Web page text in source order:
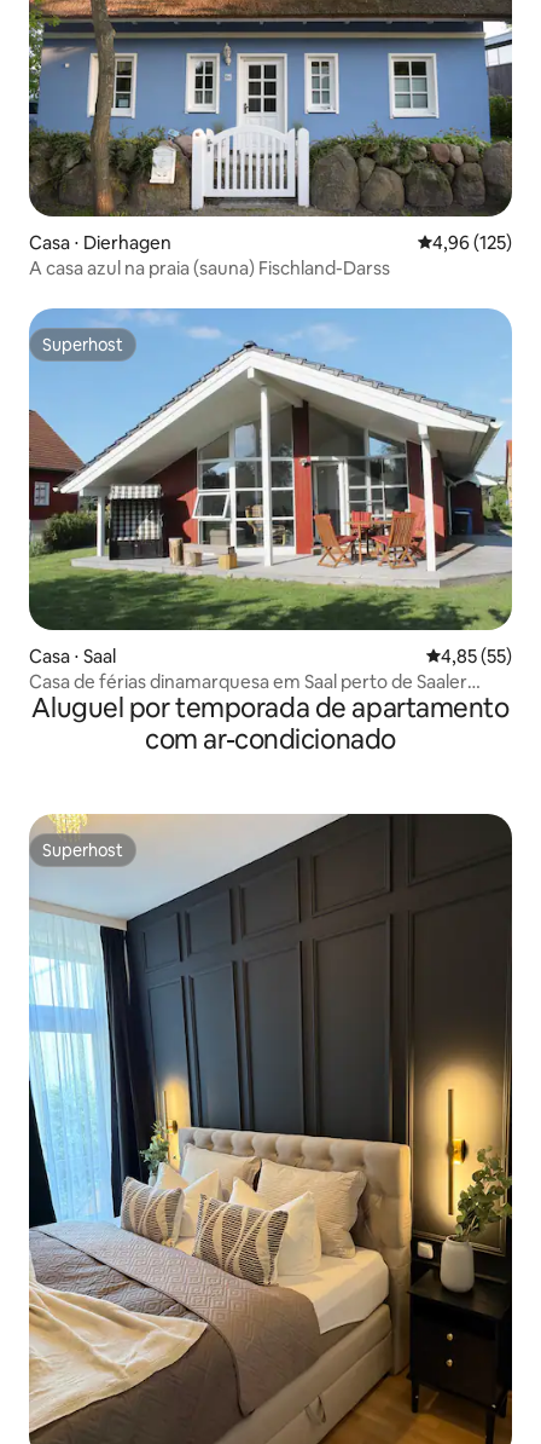
Casa ⋅ Dierhagen 4,96 de uma
4,96 (125)
A casa azul na praia (sauna) Fischland-Darss
Superhost
Superhost
Casa ⋅ Saal 4,85 de uma
4,85 (55)
Casa de férias dinamarquesa em Saal perto de Saaler
Bodden
Aluguel por temporada de apartamento
com ar-condicionado
Superhost
Superhost